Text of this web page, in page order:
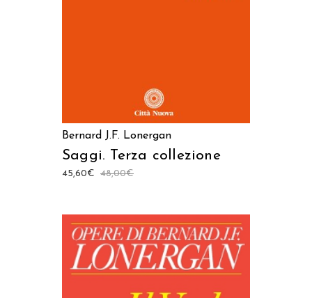
Bernard J.F. Lonergan
Saggi. Terza collezione
48,00€
45,60€